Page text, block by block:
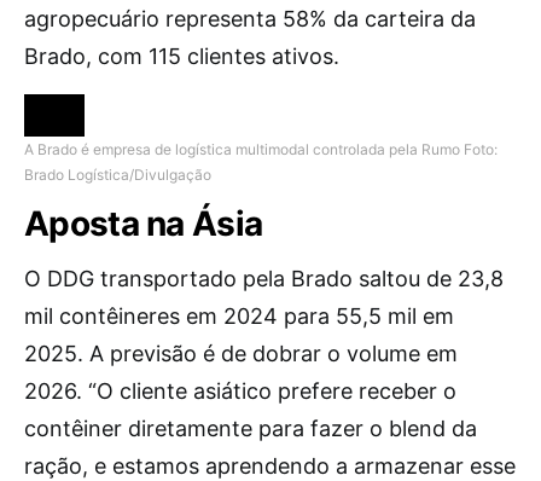
agropecuário representa 58% da carteira da
Brado, com 115 clientes ativos.
A Brado é empresa de logística multimodal controlada pela Rumo Foto:
Brado Logística/Divulgação
Aposta na Ásia
O DDG transportado pela Brado saltou de 23,8
mil contêineres em 2024 para 55,5 mil em
2025. A previsão é de dobrar o volume em
2026. “O cliente asiático prefere receber o
contêiner diretamente para fazer o blend da
ração, e estamos aprendendo a armazenar esse